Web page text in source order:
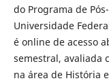
do Programa de
Universidade
é online de acesso
semestral, avaliada
na área de História